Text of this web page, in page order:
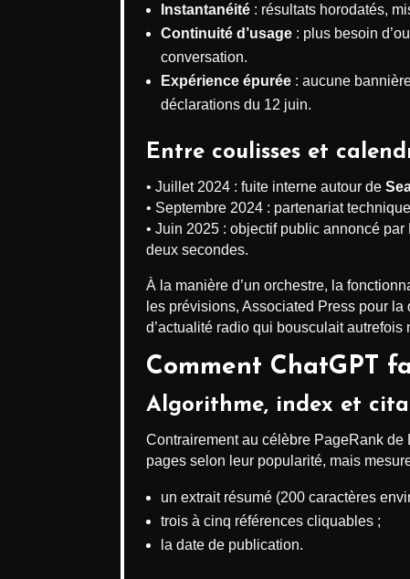
Instantanéité : résultats horodatés,
Continuité d’usage : plus besoin
conversation.
Expérience épurée : aucune
déclarations du 12 juin.
Entre coulisses et
• Juillet 2024 : fuite interne autour de
• Septembre 2024 : partenariat
• Juin 2025 : objectif public annoncé
deux secondes.
À la manière d’un orchestre, la
les prévisions, Associated Press pour
d’actualité radio qui bousculait autrefois
Comment ChatGPT
Algorithme, index et
Contrairement au célèbre PageRank de
pages selon leur popularité, mais
un extrait résumé (200 caractères
trois à cinq références cliquables ;
la date de publication.